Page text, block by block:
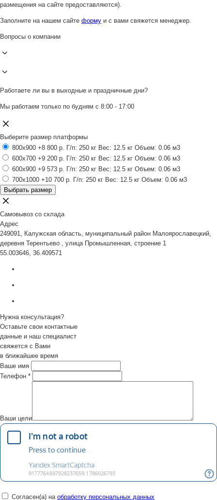
размещения на сайте предоставляются).
Заполните на нашем сайте форму и с вами свяжется менеджер.
Вопросы о компании
Работаете ли вы в выходные и праздничные дни?
Мы работаем только по будням с 8:00 - 17:00
Выберите размер платформы
800x900 +8 800 р. Г/п: 250 кг Вес: 12.5 кг Объем: 0.06 м3
600x700 +9 200 р. Г/п: 250 кг Вес: 12.5 кг Объем: 0.06 м3
600x900 +9 573 р. Г/п: 250 кг Вес: 12.5 кг Объем: 0.06 м3
700x1000 +10 700 р. Г/п: 250 кг Вес: 12.5 кг Объем: 0.06 м3
Выбрать размер
Самовывоз со склада
Адрес
249091, Калужская область, муниципальный район Малоярославецкий,
деревня Терентьево , улица Промышленная, строение 1
55.003646, 36.409571
Нужна консультация?
Оставьте свои контактные
данные и наш специалист
свяжется с Вами
в ближайшее время
Ваше имя
Телефон *
Ваши цели
Согласен(а) на обработку персональных данных